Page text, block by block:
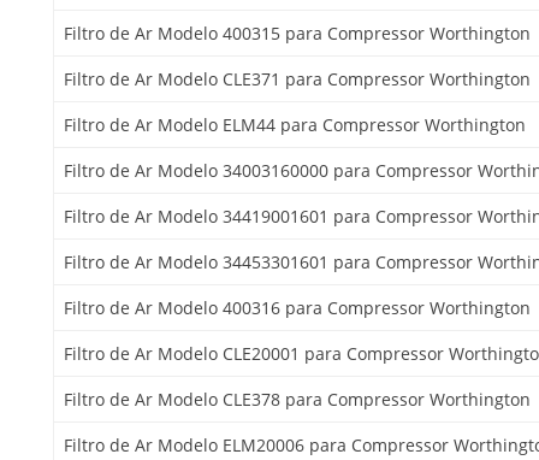
Filtro de Ar Modelo 400315 para Compressor Worthington
Filtro de Ar Modelo CLE371 para Compressor Worthington
Filtro de Ar Modelo ELM44 para Compressor Worthington
Filtro de Ar Modelo 34003160000 para Compressor
Filtro de Ar Modelo 34419001601 para Compressor
Filtro de Ar Modelo 34453301601 para Compressor
Filtro de Ar Modelo 400316 para Compressor Worthington
Filtro de Ar Modelo CLE20001 para Compressor
Filtro de Ar Modelo CLE378 para Compressor Worthington
Filtro de Ar Modelo ELM20006 para Compressor